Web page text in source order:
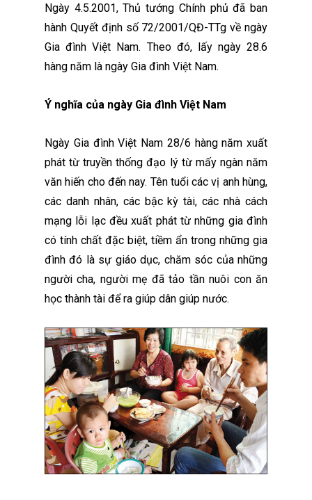
Ngày 4.5.2001, Thủ tướng Chính phủ đã ban
hành Quyết định số 72/2001/QĐ-TTg về ngày
Gia đình Việt Nam. Theo đó, lấy ngày 28.6
hàng năm là ngày Gia đình Việt Nam.
Ý nghĩa của ngày Gia đình Việt Nam
Ngày Gia đình Việt Nam 28/6 hàng năm xuất
phát từ truyền thống đạo lý từ mấy ngàn năm
văn hiến cho đến nay. Tên tuổi các vị anh hùng,
các danh nhân, các bậc kỳ tài, các nhà cách
mạng lỗi lạc đều xuất phát từ những gia đình
có tính chất đặc biệt, tiềm ẩn trong những gia
đình đó là sự giáo dục, chăm sóc của những
người cha, người mẹ đã tảo tần nuôi con ăn
học thành tài để ra giúp dân giúp nước.